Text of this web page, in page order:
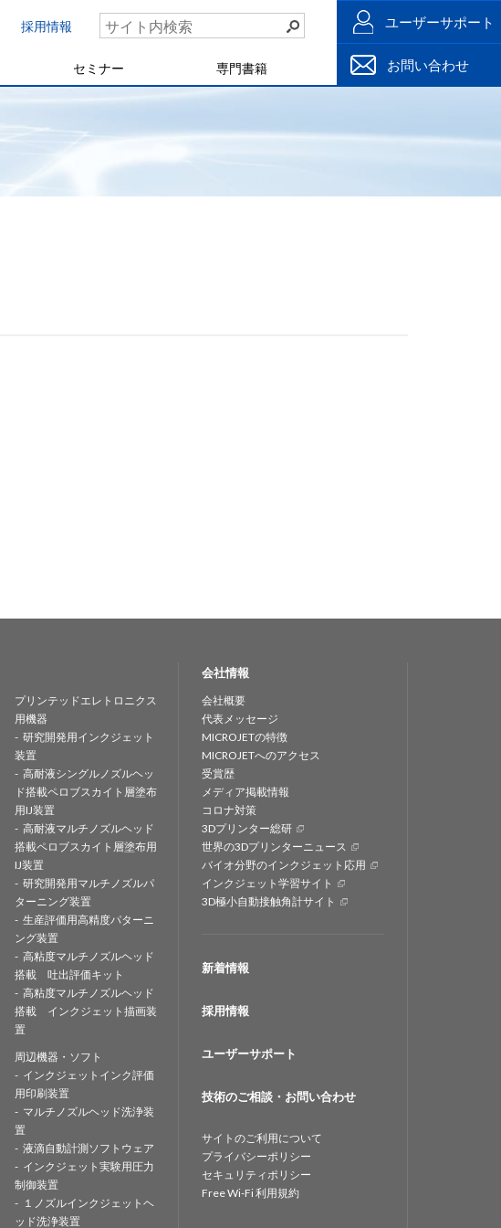
採用情報
セミナー 専門書籍
ユーザーサポート
お問い合わせ
プリンテッドエレトロニクス
用機器
研究開発用インクジェット
装置
高耐液シングルノズルヘッ
ド搭載ペロブスカイト層塗布
用IJ装置
高耐液マルチノズルヘッド
搭載ペロブスカイト層塗布用
IJ装置
研究開発用マルチノズルパ
ターニング装置
生産評価用高精度パターニ
ング装置
高粘度マルチノズルヘッド
搭載 吐出評価キット
高粘度マルチノズルヘッド
搭載 インクジェット描画装
置
周辺機器・ソフト
インクジェットインク評価
用印刷装置
マルチノズルヘッド洗浄装
置
液滴自動計測ソフトウェア
インクジェット実験用圧力
制御装置
１ノズルインクジェットヘ
ッド洗浄装置
会社情報
会社概要
代表メッセージ
MICROJETの特徴
MICROJETへのアクセス
受賞歴
メディア掲載情報
コロナ対策
3Dプリンター総研
世界の3Dプリンターニュース
バイオ分野のインクジェット応用
インクジェット学習サイト
3D極小自動接触角計サイト
新着情報
採用情報
ユーザーサポート
技術のご相談・お問い合わせ
サイトのご利用について
プライバシーポリシー
セキュリティポリシー
Free Wi-Fi 利用規約